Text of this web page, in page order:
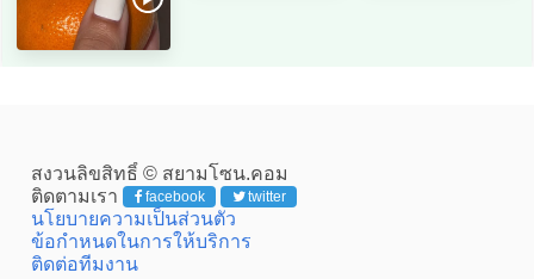
สงวนลิขสิทธิ์ © สยามโซน.คอม
ติดตามเรา
facebook twitter
นโยบายความเป็นส่วนตัว
ข้อกำหนดในการให้บริการ
ติดต่อทีมงาน